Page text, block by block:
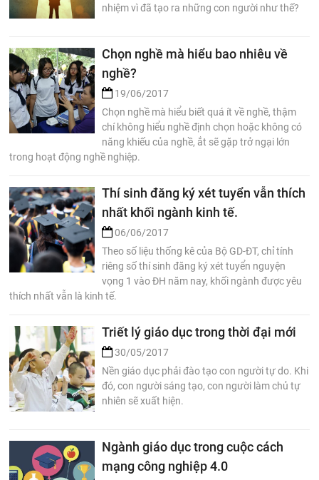
nhiệm vì đã tạo ra những con người như thế?
Chọn nghề mà hiểu bao nhiêu về
nghề?
19/06/2017
Chọn nghề mà hiểu biết quá ít về nghề, thậm
chí không hiểu nghề định chọn hoặc không có
năng khiếu của nghề, ắt sẽ gặp trở ngại lớn
trong hoạt động nghề nghiệp.
Thí sinh đăng ký xét tuyển vẫn thích
nhất khối ngành kinh tế.
06/06/2017
Theo số liệu thống kê của Bộ GD-ĐT, chỉ tính
riêng số thí sinh đăng ký xét tuyển nguyện
vọng 1 vào ĐH năm nay, khối ngành được yêu
thích nhất vẫn là kinh tế.
Triết lý giáo dục trong thời đại mới
30/05/2017
Nền giáo dục phải đào tạo con người tự do. Khi
đó, con người sáng tạo, con người làm chủ tự
nhiên sẽ xuất hiện.
Ngành giáo dục trong cuộc cách
mạng công nghiệp 4.0